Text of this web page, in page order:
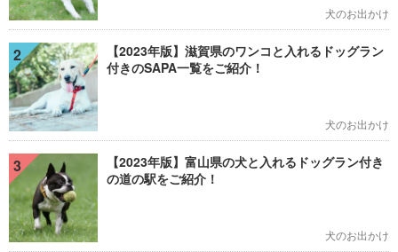
犬のお出かけ
2
【2023年版】滋賀県のワンコと入れるドッグラン
付きのSAPA一覧をご紹介！
犬のお出かけ
3
【2023年版】富山県の犬と入れるドッグラン付き
の道の駅をご紹介！
犬のお出かけ